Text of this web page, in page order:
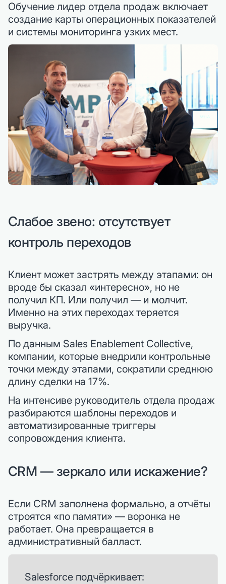
Обучение лидер отдела продаж включает
создание карты операционных показателей
и системы мониторинга узких мест.
Слабое звено: отсутствует
контроль переходов
Клиент может застрять между этапами: он
вроде бы сказал «интересно», но не
получил КП. Или получил — и молчит.
Именно на этих переходах теряется
выручка.
По данным Sales Enablement Collective,
компании, которые внедрили контрольные
точки между этапами, сократили среднюю
длину сделки на 17%.
На интенсиве руководитель отдела продаж
разбираются шаблоны переходов и
автоматизированные триггеры
сопровождения клиента.
CRM — зеркало или искажение?
Если CRM заполнена формально, а отчёты
строятся «по памяти» — воронка не
работает. Она превращается в
административный балласт.
Salesforce подчёркивает: